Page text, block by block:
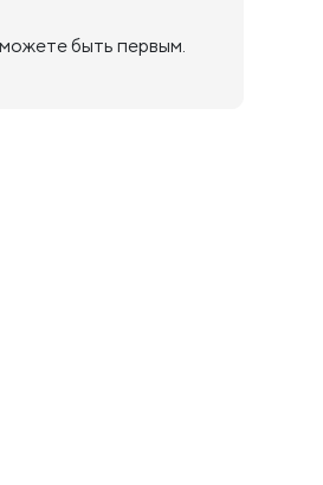
быть первым.